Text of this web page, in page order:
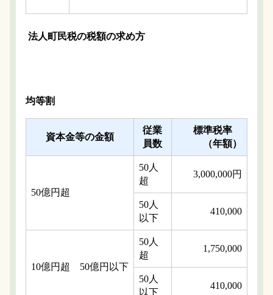
法人町民税の税額の求め方
均等割
資本金等の金額
従業
員数
標準税率
（年額）
50億円超
50人
超
3,000,000円
50人
以下
410,000
10億円超 50億円以下
50人
超
1,750,000
50人
以下
410,000